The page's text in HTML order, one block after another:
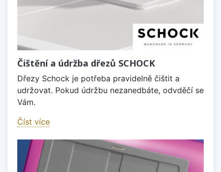
Čištění a údržba dřezů SCHOCK
Dřezy Schock je potřeba pravidelně čištit a
udržovat. Pokud údržbu nezanedbáte, odvděčí se
Vám.
Číst více